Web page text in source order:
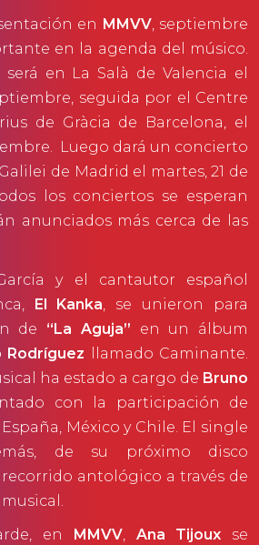
en MMVV, septiembre
en la agenda del músico.
en La Salà de Valencia el
seguida por el Centre
de Gràcia de Barcelona, el
Luego dará un concierto
de Madrid el martes, 21 de
los conciertos se esperan
anunciados más cerca de las
y el cantautor español
El Kanka , se unieron para
de “La Aguja” en un álbum
Rodríguez llamado Caminante.
ha estado a cargo de Bruno
con la participación de
México y Chile. El single
de su próximo disco
antológico a través de
en
MMVV, Ana Tijoux se